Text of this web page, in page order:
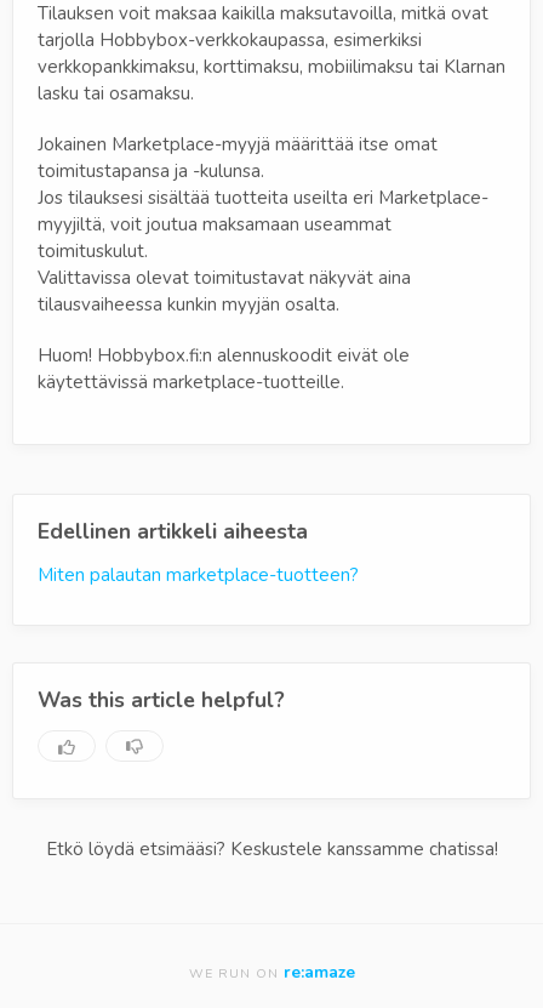
Tilauksen voit maksaa kaikilla maksutavoilla, mitkä ovat
tarjolla Hobbybox-verkkokaupassa, esimerkiksi
verkkopankkimaksu, korttimaksu, mobiilimaksu tai Klarnan
lasku tai osamaksu.
Jokainen Marketplace-myyjä määrittää itse omat
toimitustapansa ja -kulunsa.
Jos tilauksesi sisältää tuotteita useilta eri Marketplace-
myyjiltä, voit joutua maksamaan useammat
toimituskulut.
Valittavissa olevat toimitustavat näkyvät aina
tilausvaiheessa kunkin myyjän osalta.
Huom! Hobbybox.fi:n alennuskoodit eivät ole
käytettävissä marketplace-tuotteille.
Edellinen artikkeli aiheesta
Miten palautan marketplace-tuotteen?
Was this article helpful?
Etkö löydä etsimääsi? Keskustele kanssamme chatissa!
WE RUN ON re:amaze